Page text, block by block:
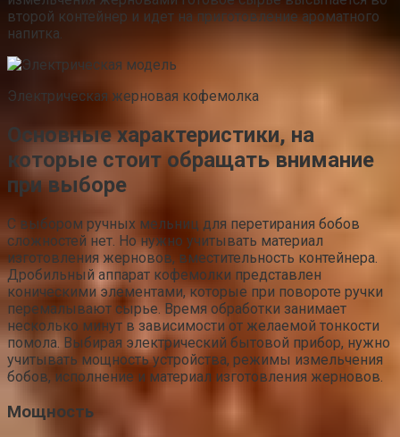
второй контейнер и идет на приготовление ароматного
напитка.
Электрическая жерновая кофемолка
Основные характеристики, на
которые стоит обращать внимание
при выборе
С выбором ручных мельниц для перетирания бобов
сложностей нет. Но нужно учитывать материал
изготовления жерновов, вместительность контейнера.
Дробильный аппарат кофемолки представлен
коническими элементами, которые при повороте ручки
перемалывают сырье. Время обработки занимает
несколько минут в зависимости от желаемой тонкости
помола. Выбирая электрический бытовой прибор, нужно
учитывать мощность устройства, режимы измельчения
бобов, исполнение и материал изготовления жерновов.
Мощность